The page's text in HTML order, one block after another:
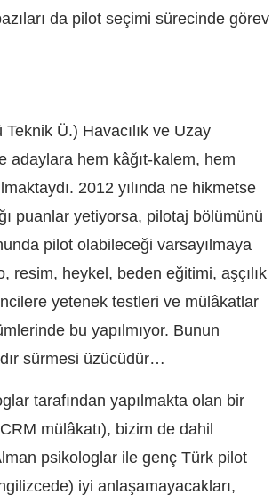
da pilot seçimi sürecinde görev
Ü.) Havacılık ve Uzay
adaylara hem kâğıt-kalem, hem
2012 yılında ne hikmetse
puanlar yetiyorsa, pilotaj bölümünü
pilot olabileceği varsayılmaya
resim, heykel, beden eğitimi, aşçılık
yetenek testleri ve mülâkatlar
bu yapılmıyor. Bunun
sürmesi üzücüdür…
tarafından yapılmakta olan bir
mülâkatı), bizim de dahil
psikologlar ile genç Türk pilot
iyi anlaşamayacakları,